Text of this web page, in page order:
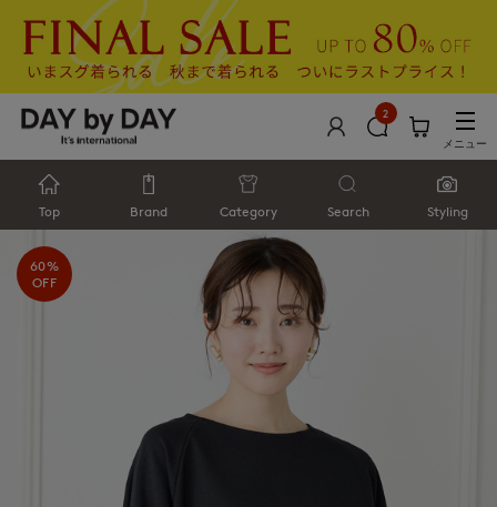
2
メニュー
Top Brand Category Search Styling
60%
OFF